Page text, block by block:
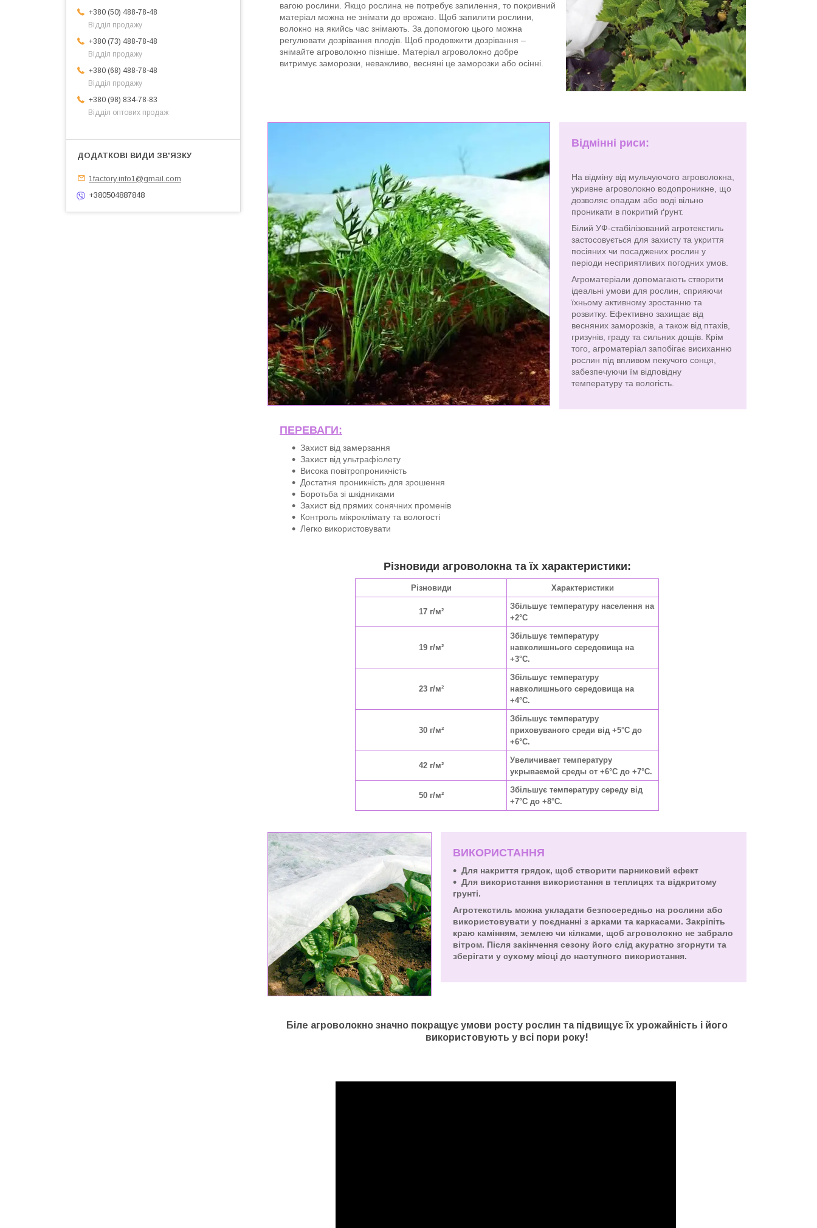
вагою рослини. Якщо рослина не потребує запилення, то покривний
матеріал можна не знімати до врожаю. Щоб запилити рослини,
волокно на якийсь час знімають. За допомогою цього можна
регулювати дозрівання плодів. Щоб продовжити дозрівання –
знімайте агроволокно пізніше. Матеріал агроволокно добре
витримує заморозки, неважливо, весняні це заморозки або осінні.
Відмінні риси:
На відміну від мульчуючого агроволокна,
укривне агроволокно водопроникне, що
дозволяє опадам або воді вільно
проникати в покритий ґрунт.
Білий УФ-стабілізований агротекстиль
застосовується для захисту та укриття
посіяних чи посаджених рослин у
періоди несприятливих погодних умов.
Агроматеріали допомагають створити
ідеальні умови для рослин, сприяючи
їхньому активному зростанню та
розвитку. Ефективно захищає від
весняних заморозків, а також від птахів,
гризунів, граду та сильних дощів. Крім
того, агроматеріал запобігає висиханню
рослин під впливом пекучого сонця,
забезпечуючи їм відповідну
температуру та вологість.
ПЕРЕВАГИ:
Захист від замерзання
Захист від ультрафіолету
Висока повітропроникність
Достатня проникність для зрошення
Боротьба зі шкідниками
Захист від прямих сонячних променів
Контроль мікроклімату та вологості
Легко використовувати
Різновиди агроволокна та їх характеристики:
Різновиди Характеристики
17 г/м²
Збільшує температуру населення на
+2°C
19 г/м²
Збільшує температуру
навколишнього середовища на
+3°C.
23 г/м²
Збільшує температуру
навколишнього середовища на
+4°C.
30 г/м²
Збільшує температуру
приховуваного среди від +5°C до
+6°C.
42 г/м²
Увеличивает температуру
укрываемой среды от +6°C до +7°C.
50 г/м²
Збільшує температуру середу від
+7°C до +8°C.
ВИКОРИСТАННЯ
Для накриття грядок, щоб створити парниковий ефект
Для використання використання в теплицях та відкритому
грунті.
Агротекстиль можна укладати безпосередньо на рослини або
використовувати у поєднанні з арками та каркасами. Закріпіть
краю камінням, землею чи кілками, щоб агроволокно не забрало
вітром. Після закінчення сезону його слід акуратно згорнути та
зберігати у сухому місці до наступного використання.
Біле агроволокно значно покращує умови росту рослин та підвищує їх урожайність і його
використовують у всі пори року!
+380 (50) 488-78-48
Відділ продажу
+380 (73) 488-78-48
Відділ продажу
+380 (68) 488-78-48
Відділ продажу
+380 (98) 834-78-83
Відділ оптових продаж
1factory.info1@gmail.com
+380504887848